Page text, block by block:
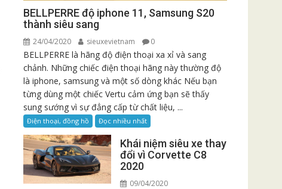
BELLPERRE độ iphone 11, Samsung S20
thành siêu sang
24/04/2020 sieuxevietnam 0
BELLPERRE là hãng độ điện thoại xa xỉ và sang
chảnh. Những chiếc điện thoại hãng này thường độ
là iphone, samsung và một số dòng khác Nếu bạn
từng dùng một chiếc Vertu cảm ứng bạn sẽ thấy
sung sướng vì sự đẳng cấp từ chất liệu, ...
Điện thoại, đồng hồ Đọc nhiều nhất
Khái niệm siêu xe thay
đổi vì Corvette C8
2020
09/04/2020